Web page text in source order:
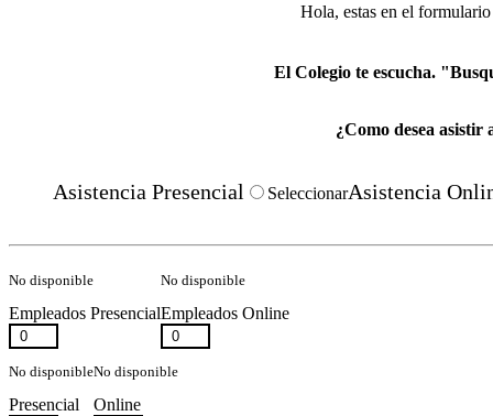
Hola, estas en el formulario
El Colegio te escucha.
¿Como desea asistir
Asistencia Presencial SeleccionarAsistencia
No disponible
Empleados Presencial
No disponible
Empleados Online
No disponible
Presencial
No disponible
Online